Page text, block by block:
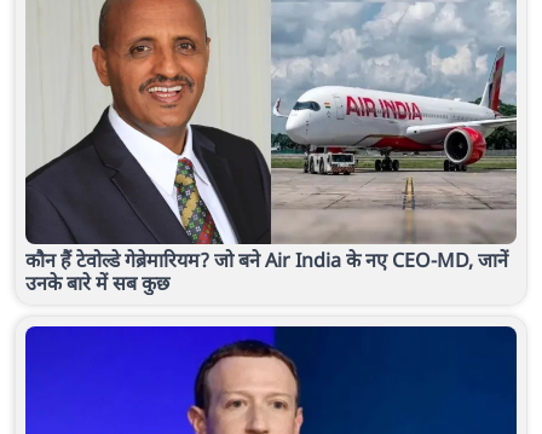
कौन हैं टेवोल्डे गेब्रेमारियम? जो बने Air India के नए CEO-MD, जानें
उनके बारे में सब कुछ